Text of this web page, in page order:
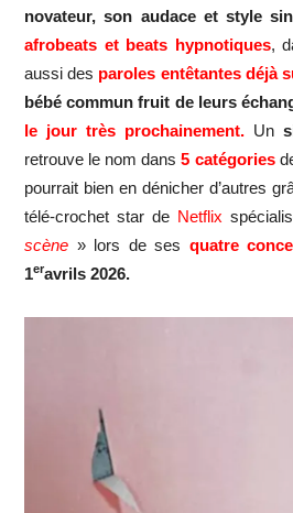
novateur, son audace et style
afrobeats et beats hypnotiques,
aussi des paroles entêtantes déjà
bébé commun fruit de leurs
le jour très prochainement. Un
retrouve le nom dans5 catégories
pourrait bien en dénicher d’autres
télé-crochet star de Netflix
scène » lors de ses quatre
1eravrils 2026.